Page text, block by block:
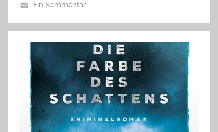
Ein Kommentar